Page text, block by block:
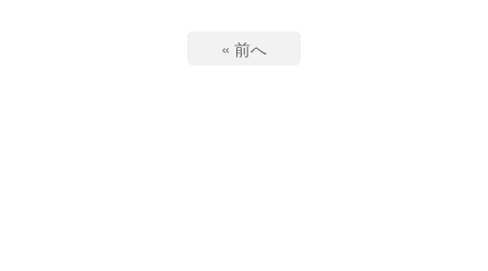
« 前へ